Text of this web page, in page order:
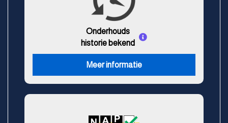
Onderhouds
historie bekend
Meer informatie